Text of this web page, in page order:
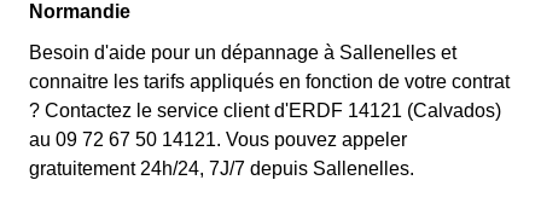
Normandie
Besoin d'aide pour un dépannage à Sallenelles et
connaitre les tarifs appliqués en fonction de votre contrat
? Contactez le service client d'ERDF 14121 (Calvados)
au 09 72 67 50 14121. Vous pouvez appeler
gratuitement 24h/24, 7J/7 depuis Sallenelles.